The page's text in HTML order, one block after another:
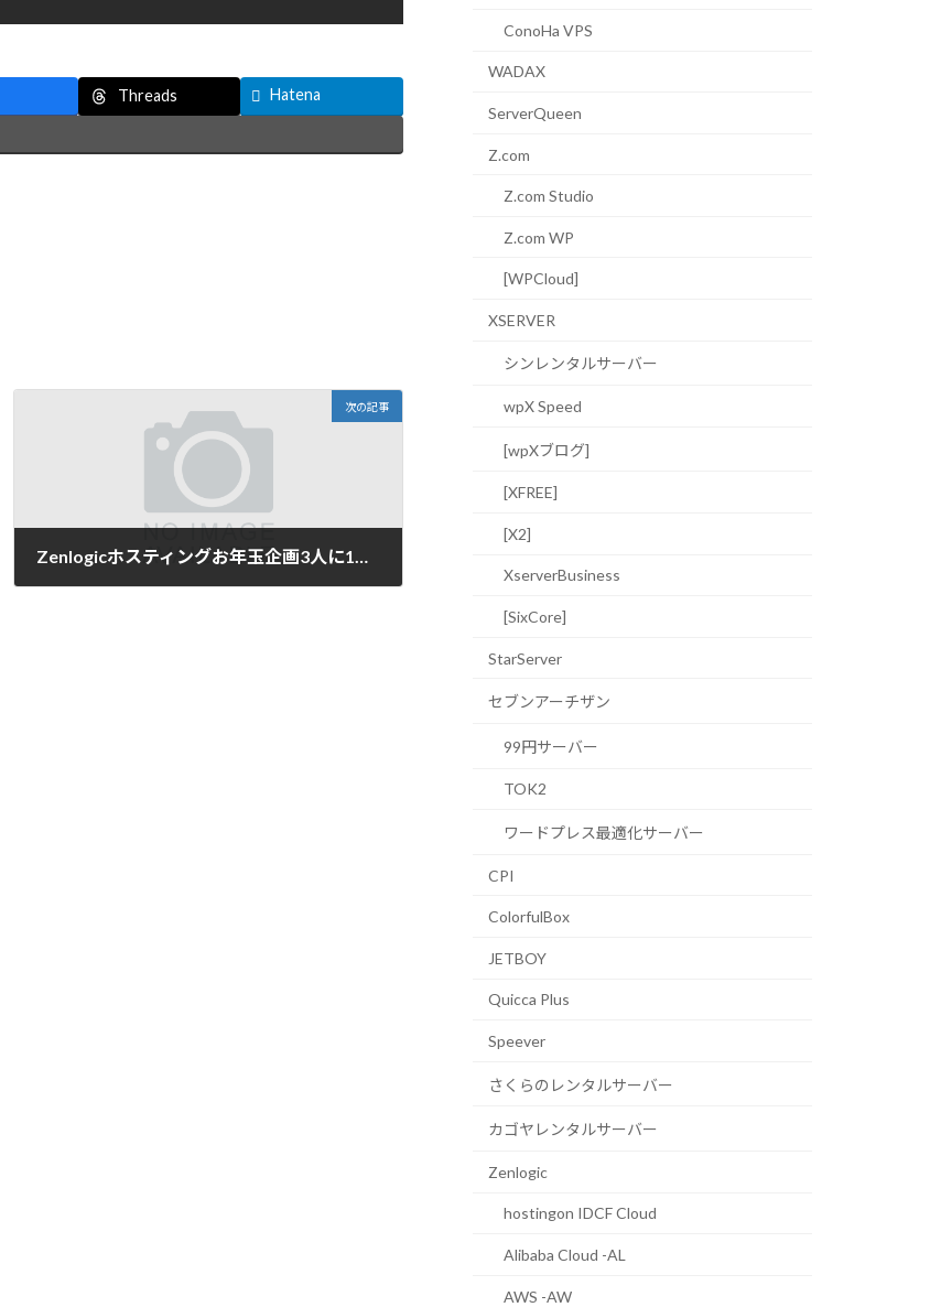
Threads Hatena
次の記事
Zenlogicホスティングお年玉企画3人に1人必当Amazonギフト1万円
ConoHa VPS
WADAX
ServerQueen
Z.com
Z.com Studio
Z.com WP
[WPCloud]
XSERVER
シンレンタルサーバー
wpX Speed
[wpXブログ]
[XFREE]
[X2]
XserverBusiness
[SixCore]
StarServer
セブンアーチザン
99円サーバー
TOK2
ワードプレス最適化サーバー
CPI
ColorfulBox
JETBOY
Quicca Plus
Speever
さくらのレンタルサーバー
カゴヤレンタルサーバー
Zenlogic
hostingon IDCF Cloud
Alibaba Cloud -AL
AWS -AW